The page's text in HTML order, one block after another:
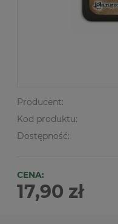
Producent:
Kod produktu:
Dostępność:
CENA:
17,90 zł